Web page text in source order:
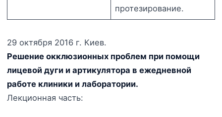
протезирование.
29 октября 2016 г. Киев.
Решение окклюзионных проблем при помощи
лицевой дуги и артикулятора в ежедневной
работе клиники и лаборатории.
Лекционная часть: